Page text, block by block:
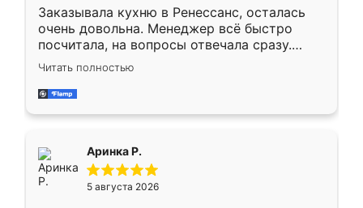
Заказывала кухню в Ренессанс, осталась
очень довольна. Менеджер всё быстро
посчитала, на вопросы отвечала сразу.
Замерщик приехал в субботу, подошёл к
делу со всей ответственностью. Собрали
за день, ребята работали аккуратно, даже
Читать полностью
Аринка Р.
5 августа 2026